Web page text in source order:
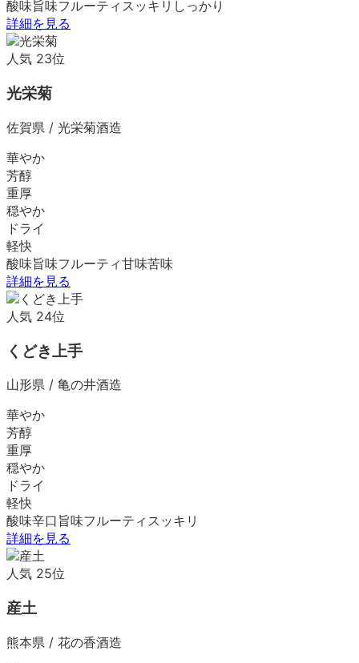
酸味旨味フルーティ スッキリ しっかり
詳細を見る
人気 23位
光栄菊
佐賀県 / 光栄菊酒造
華やか
芳醇
重厚
穏やか
ドライ
軽快
酸味旨味フルーティ甘味苦味
詳細を見る
人気 24位
くどき上手
山形県 / 亀の井酒造
華やか
芳醇
重厚
穏やか
ドライ
軽快
酸味辛口 旨味フルーティ スッキリ
詳細を見る
人気 25位
産土
熊本県 / 花の香酒造